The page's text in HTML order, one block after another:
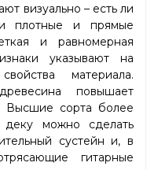
визуально – есть ли
плотные и прямые
и равномерная
указывают на
материала.
повышает
Высшие сорта более
можно сделать
сустейн и, в
гитарные